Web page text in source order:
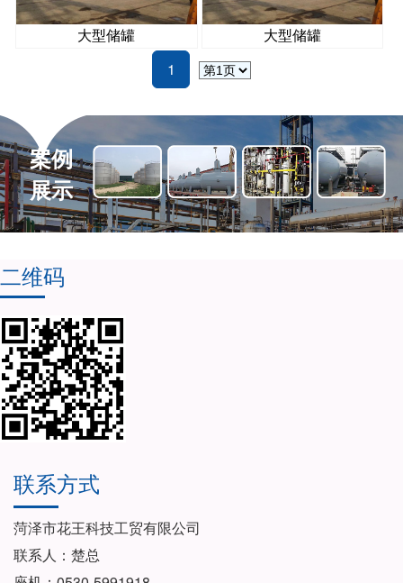
大型储罐
大型储罐
1
案例
展示
二维码
联系方式
菏泽市花王科技工贸有限公司
联系人：楚总